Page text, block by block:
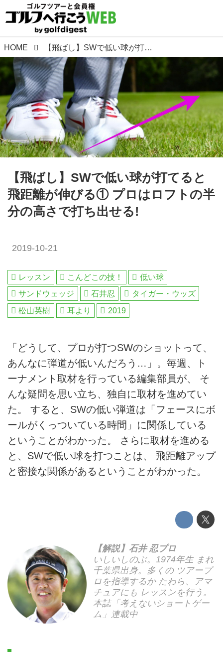
HOME 【飛ばし】SWで低い球が打てると飛距離が伸びる① プロはロフトの半分の高さで打ち出せる!
【飛ばし】SWで低い球が打てると
飛距離が伸びる① プロはロフトの半
分の高さで打ち出せる!
2019-10-21
レッスン こんどこの技！
低い球
サンドウェッジ
石井忍
タイガー・ウッズ
松山英樹
耳より 2019
「どうして、プロが打つSWのショットって、
あんなに弾道が低いんだろう…」。毎週、ト
ーナメント取材を行っている編集部員が、 そ
んな疑問を思い立ち、独自に取材を進めてい
た。 すると、SWの低い弾道は「フェースにボ
ールがくっついている時間」に関係している
ということがわかった。 さらに取材を進める
と、SWで低い球を打つことは、 飛距離アップ
と密接な関係があるということがわかった。
【解説】石井 忍プロ
いしいしのぶ。1974年生 まれ
千葉県出身。多くの ツアープ
ロを指導するか たわら、アマ
チュアにも レッスンを行う。
本誌「考えないショートゲー
ム」連載中